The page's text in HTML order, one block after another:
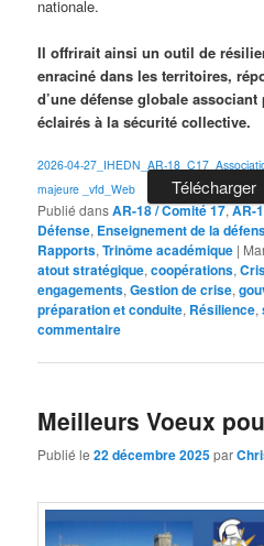
nationale.
Il offrirait ainsi un outil de
enraciné dans les territoires,
d’une défense globale
éclairés à la sécurité collective.
2026-04-27_IHEDN_AR-
majeure _vfd_Web
Télécharger
Publié dansAR-18 / Comité 17,AR-
Défense, Enseignement de la
Rapports,Trinôme académique |
atout stratégique,coopérations,
engagements,Gestion de crise,
préparation et conduite, Résilience,
commentaire
Meilleurs Voeux
Publié le22 décembre 2025par